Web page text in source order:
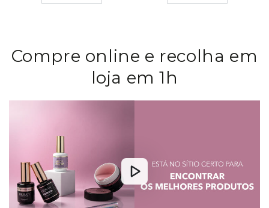
Compre online e recolha em
loja em 1h